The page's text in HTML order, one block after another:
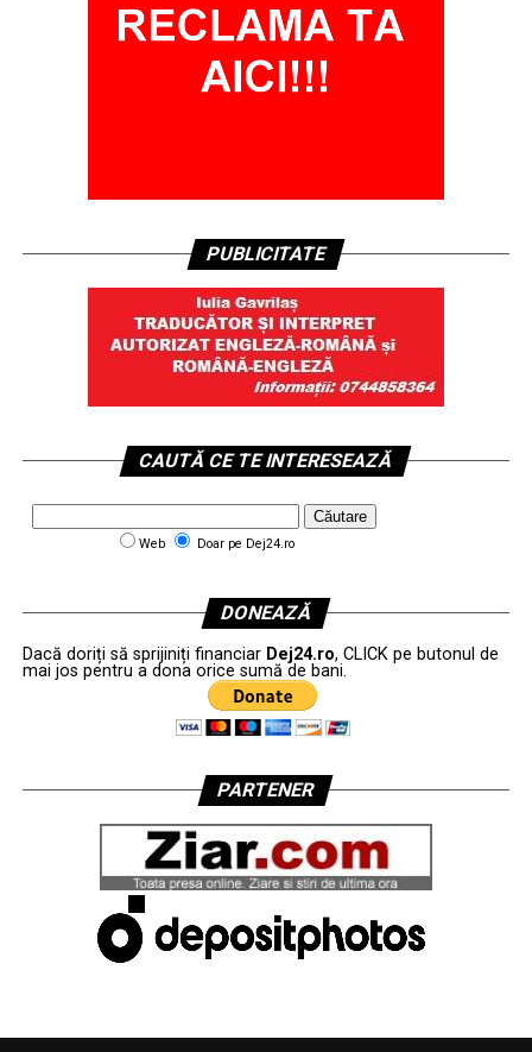
PUBLICITATE
CAUTĂ CE TE INTERESEAZĂ
Web Doar pe Dej24.ro
DONEAZĂ
Dacă doriți să sprijiniți financiar Dej24.ro, CLICK pe butonul de
mai jos pentru a dona orice sumă de bani.
PARTENER